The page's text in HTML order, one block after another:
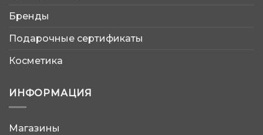
Бренды
Подарочные сертификаты
Косметика
ИНФОРМАЦИЯ
Магазины